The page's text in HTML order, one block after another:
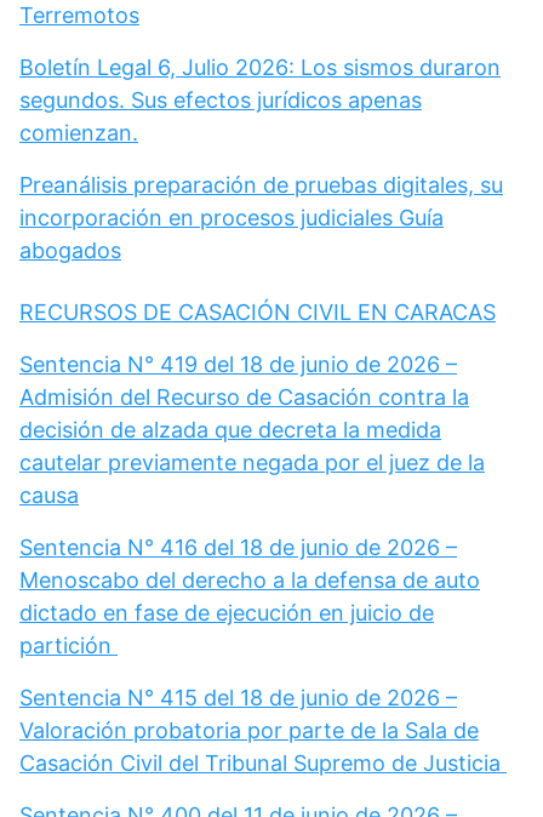
Terremotos
Boletín Legal 6, Julio 2026: Los sismos duraron
segundos. Sus efectos jurídicos apenas
comienzan.
Preanálisis preparación de pruebas digitales, su
incorporación en procesos judiciales Guía
abogados
RECURSOS DE CASACIÓN CIVIL EN CARACAS
Sentencia N° 419 del 18 de junio de 2026 –
Admisión del Recurso de Casación contra la
decisión de alzada que decreta la medida
cautelar previamente negada por el juez de la
causa
Sentencia N° 416 del 18 de junio de 2026 –
Menoscabo del derecho a la defensa de auto
dictado en fase de ejecución en juicio de
partición
Sentencia N° 415 del 18 de junio de 2026 –
Valoración probatoria por parte de la Sala de
Casación Civil del Tribunal Supremo de Justicia